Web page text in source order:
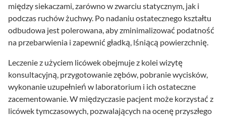
między siekaczami, zarówno w zwarciu statycznym, jak i
podczas ruchów żuchwy. Po nadaniu ostatecznego kształtu
odbudowa jest polerowana, aby zminimalizować podatność
na przebarwienia i zapewnić gładką, lśniącą powierzchnię.
Leczenie z użyciem licówek obejmuje z kolei wizytę
konsultacyjną, przygotowanie zębów, pobranie wycisków,
wykonanie uzupełnień w laboratorium i ich ostateczne
zacementowanie. W międzyczasie pacjent może korzystać z
licówek tymczasowych, pozwalających na ocenę przyszłego